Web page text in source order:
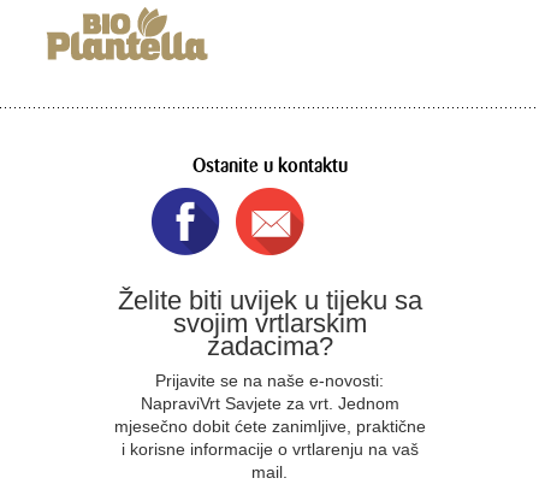
Ostanite u kontaktu
Želite biti uvijek u tijeku sa
svojim vrtlarskim
zadacima?
Prijavite se na naše e-novosti:
NapraviVrt Savjete za vrt. Jednom
mjesečno dobit ćete zanimljive, praktične
i korisne informacije o vrtlarenju na vaš
mail.